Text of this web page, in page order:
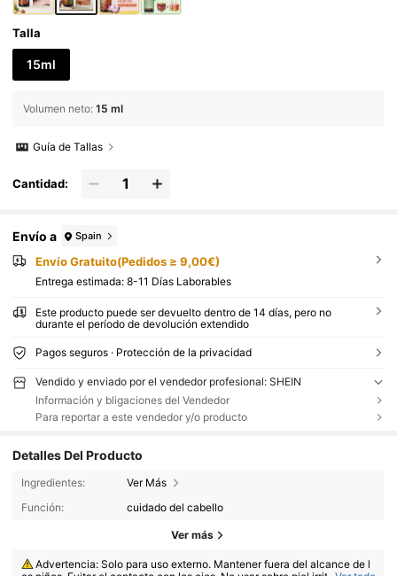
Talla
15ml
Volumen neto: 15 ml
Guía de Tallas
Cantidad:
Envío a Spain
Envío Gratuito(Pedidos ≥ 9,00€)
Entrega estimada: 8-11 Días Laborables
Este producto puede ser devuelto dentro de 14 días, pero no
durante el período de devolución extendido
Pagos seguros · Protección de la privacidad
Vendido y enviado por el vendedor profesional: SHEIN
Información y bligaciones del Vendedor
Para reportar a este vendedor y/o producto
Detalles Del Producto
Ingredientes:
Ver Más
Función:
cuidado del cabello
Ver más
Advertencia: Solo para uso externo. Mantener fuera del alcance de l